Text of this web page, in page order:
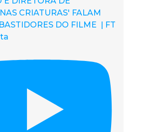
CRIATURAS' FALAM
DO FILME | FT